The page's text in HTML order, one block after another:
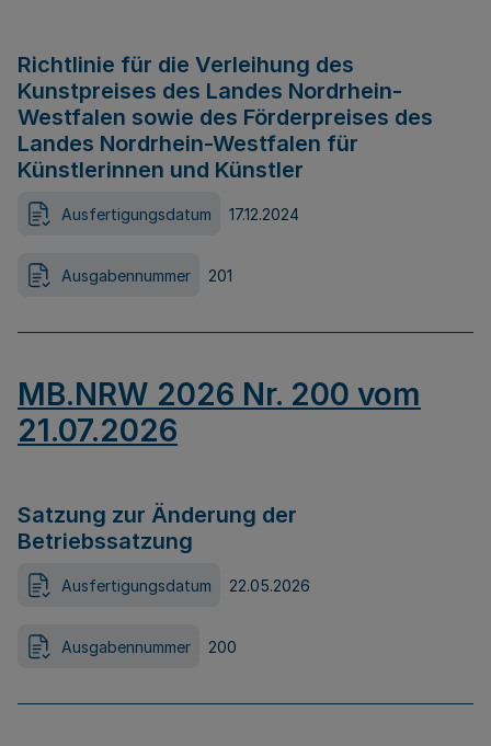
Richtlinie für die Verleihung des
Kunstpreises des Landes Nordrhein-
Westfalen sowie des Förderpreises des
Landes Nordrhein-Westfalen für
Künstlerinnen und Künstler
Ausfertigungsdatum 17.12.2024
Ausgabennummer 201
MB.NRW 2026 Nr. 200 vom
21.07.2026
Satzung zur Änderung der
Betriebssatzung
Ausfertigungsdatum 22.05.2026
Ausgabennummer 200